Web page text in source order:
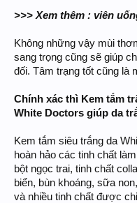
>>> Xem thêm : viên
Không những vậy mùi
sang trọng cũng sẽ giúp
đối. Tâm trạng tốt cũng là
Chính xác thì Kem tắm
White Doctors giúp da
Kem tắm siêu trắng da
hoàn hảo các tinh chất
bột ngọc trai, tinh chất
biển, bùn khoáng, sữa
và nhiều tinh chất được